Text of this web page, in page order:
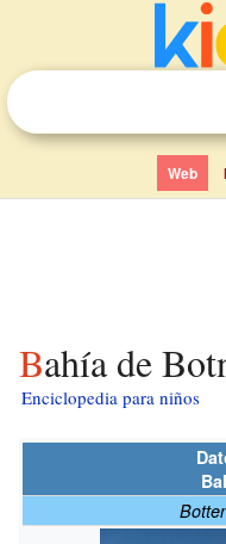
Web
Bahía de
Enciclopedia para niños